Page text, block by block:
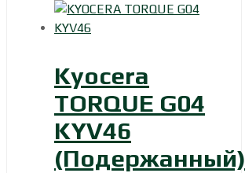
Kyocera
TORQUE G04
KYV46
(Подержанный)